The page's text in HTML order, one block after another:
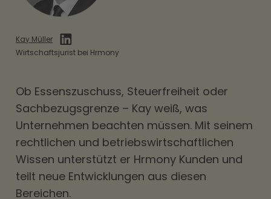
Kay Müller
Wirtschaftsjurist bei Hrmony
Ob Essenszuschuss, Steuerfreiheit oder
Sachbezugsgrenze – Kay weiß, was
Unternehmen beachten müssen. Mit seinem
rechtlichen und betriebswirtschaftlichen
Wissen unterstützt er Hrmony Kunden und
teilt neue Entwicklungen aus diesen
Bereichen.